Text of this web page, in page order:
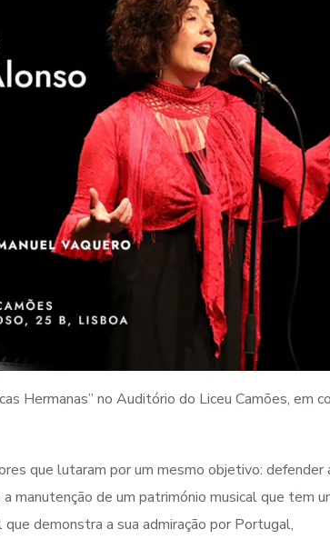
Hermanas” no Auditório do Liceu Camões, em
que lutaram por um mesmo objetivo: defender
manutenção de um património musical que tem
demonstra a sua admiração por Portugal,